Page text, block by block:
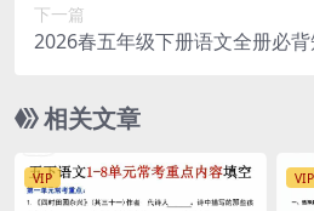
下一篇
2026春五年级下册语文全册必
相关文章
VIP VIP